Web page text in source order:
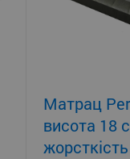
Матрац
висота 18
жорсткість